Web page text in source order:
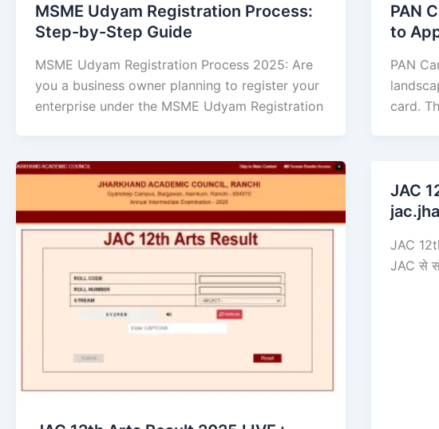
MSME Udyam Registration Process:
Step-by-Step Guide
MSME Udyam Registration Process 2025: Are
you a business owner planning to register your
enterprise under the MSME Udyam Registration
PAN
to
PAN
card.
JAC
JAC
JAC से